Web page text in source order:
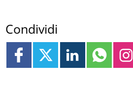
Condividi